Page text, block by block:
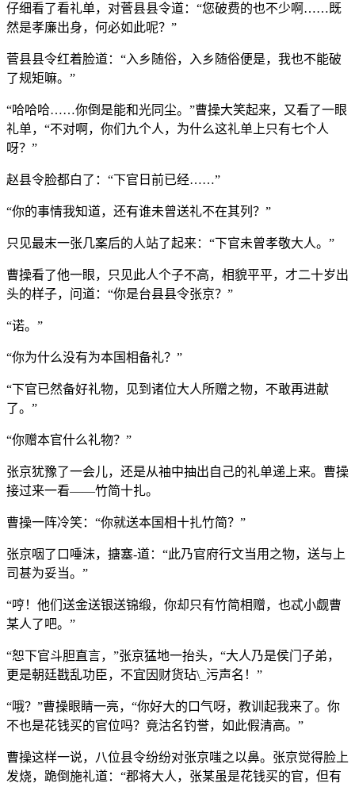
仔细看了看礼单，对菅县县令道：“您破费的也不少啊……既
然是孝廉出身，何必如此呢？”
菅县县令红着脸道：“入乡随俗，入乡随俗便是，我也不能破
了规矩嘛。”
“哈哈哈……你倒是能和光同尘。”曹操大笑起来，又看了一眼
礼单，“不对啊，你们九个人，为什么这礼单上只有七个人
呀？”
赵县令脸都白了：“下官日前已经……”
“你的事情我知道，还有谁未曾送礼不在其列？”
只见最末一张几案后的人站了起来：“下官未曾孝敬大人。”
曹操看了他一眼，只见此人个子不高，相貌平平，才二十岁出
头的样子，问道：“你是台县县令张京？”
“诺。”
“你为什么没有为本国相备礼？”
“下官已然备好礼物，见到诸位大人所赠之物，不敢再进献
了。”
“你赠本官什么礼物？”
张京犹豫了一会儿，还是从袖中抽出自己的礼单递上来。曹操
接过来一看——竹简十扎。
曹操一阵冷笑：“你就送本国相十扎竹简？”
张京咽了口唾沫，搪塞-道：“此乃官府行文当用之物，送与上
司甚为妥当。”
“哼！他们送金送银送锦缎，你却只有竹简相赠，也忒小觑曹
某人了吧。”
“恕下官斗胆直言，”张京猛地一抬头，“大人乃是侯门子弟，
更是朝廷戡乱功臣，不宜因财货玷\_污声名！”
“哦？”曹操眼睛一亮，“你好大的口气呀，教训起我来了。你
不也是花钱买的官位吗？竟沽名钓誉，如此假清高。”
曹操这样一说，八位县令纷纷对张京嗤之以鼻。张京觉得脸上
发烧，跪倒施礼道：“郡将大人，张某虽是花钱买的官，但有